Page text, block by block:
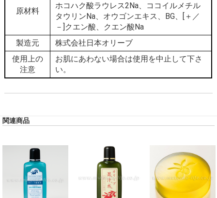
原材料
ホコハク酸ラウレス2Na、ココイルメチル
タウリンNa、オウゴンエキス、BG、[＋／
－]クエン酸、クエン酸Na
製造元
株式会社日本オリーブ
使用上の
注意
お肌にあわない場合は使用を中止して下さ
い。
関連商品